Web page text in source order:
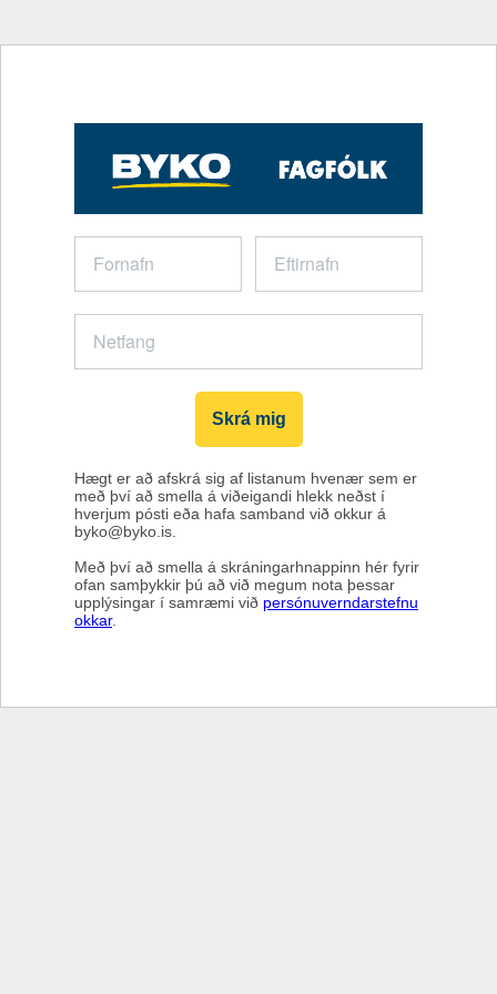
Skrá mig
Hægt er að afskrá sig af listanum hvenær sem er
með því að smella á viðeigandi hlekk neðst í
hverjum pósti eða hafa samband við okkur á
byko@byko.is.
Með því að smella á skráningarhnappinn hér fyrir
ofan samþykkir þú að við megum nota þessar
upplýsingar í samræmi við persónuverndarstefnu
okkar.